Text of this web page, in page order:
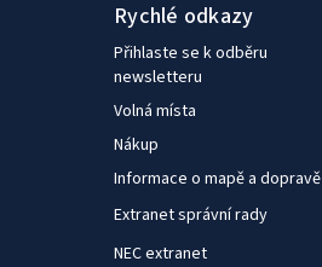
Rychlé odkazy
Přihlaste se k odběru
newsletteru
Volná místa
Nákup
Informace o mapě a dopravě
Extranet správní rady
NEC extranet